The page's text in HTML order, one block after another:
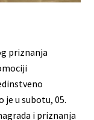
priznanja
u subotu, 05.
i priznanja